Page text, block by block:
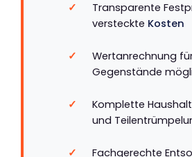
Transparente
versteckte Kosten
Wertanrechnung
Gegenstände
Komplette
und
Fachgerechte